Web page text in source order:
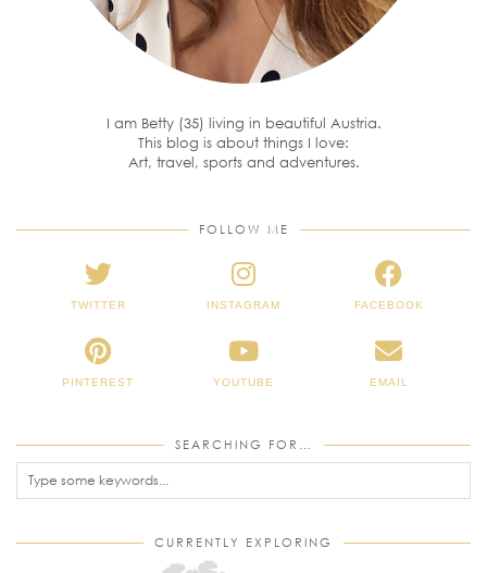
I am Betty (35) living in beautiful Austria.
This blog is about things I love:
Art, travel, sports and adventures.
FOLLOW ME
TWITTER INSTAGRAM FACEBOOK
PINTEREST YOUTUBE EMAIL
SEARCHING FOR…
CURRENTLY EXPLORING